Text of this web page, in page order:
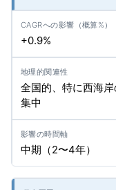
+0.9%
全国的、特に西海
集中
中期（2〜4年）